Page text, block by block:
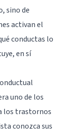
sino de
activan el
conductas lo
en sí
uno de los
los trastornos
conozca sus